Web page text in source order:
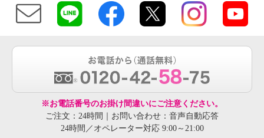
※お電話番号のお掛け間違いにご注意ください。
ご注文：24時間｜お問い合わせ：音声自動応答
24時間／オペレーター対応 9:00～21:00